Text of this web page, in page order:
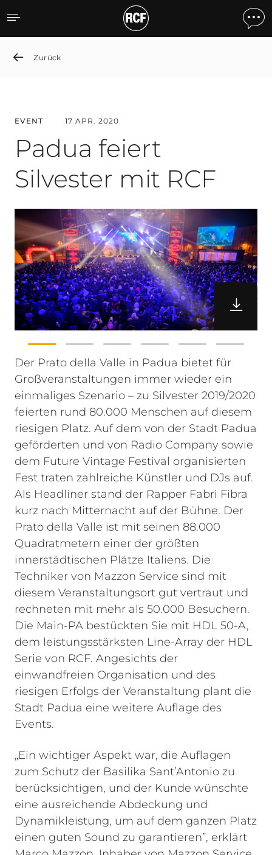
Padua Celebrates the
Zurück
EVENT 17 APR. 2020
Padua feiert
Silvester mit RCF
Der Prato della Valle in Padua bietet für
Großveranstaltungen immer wieder ein
einmaliges Szenario – zu Silvester 2019/2020
feierten rund 80.000 Menschen auf diesem
riesigen Platz. Auf dem von der Stadt Padua
geförderten und von Radio Company sowie
dem Future Vintage Festival organisierten
Fest traten zahlreiche Künstler und DJs auf.
Als Headliner stand der Rapper Fabri Fibra
kurz nach Mitternacht auf der Bühne. Der
Prato della Valle ist mit seinen 88.000
Quadratmetern einer der größten
innerstädtischen Plätze Italiens. Die
Techniker von Mazzon Service sind mit
diesem Veranstaltungsort gut vertraut und
rechneten mit mehr als 50.000 Besuchern.
Die Main-PA bestückten Sie mit HDL 50-A,
dem leistungsstärksten Line-Array der HDL
Serie von RCF. Angesichts der
einwandfreien Organisation und des
riesigen Erfolgs der Veranstaltung plant die
Stadt Padua eine weitere Auflage des
Events.
„Ein wichtiger Aspekt war, die Auflagen
zum Schutz der Basilika Sant’Antonio zu
berücksichtigen, und der Kunde wünschte
eine ausreichende Abdeckung und
Dynamikleistung, um auf dem ganzen Platz
einen guten Sound zu garantieren”, erklärt